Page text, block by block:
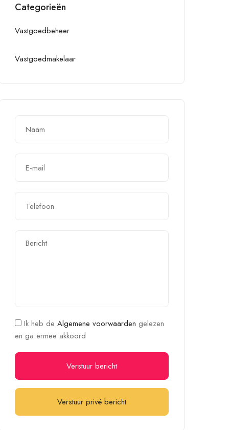
Categorieën
Vastgoedbeheer
Vastgoedmakelaar
Ik heb de Algemene voorwaarden gelezen
en ga ermee akkoord
Verstuur bericht
Verstuur privé bericht